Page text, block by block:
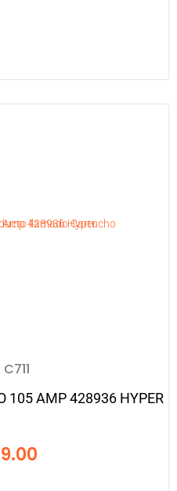
105 AMP 428936 HYPER